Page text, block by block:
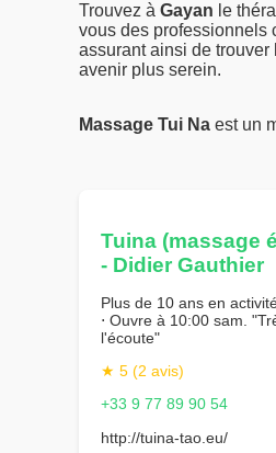
Trouvez à Gayan le
vous des professionnels
assurant ainsi de
avenir plus serein.
Massage Tui Na est un
Tuina (massage
- Didier Gauthier
Plus de 10 ans en
⋅ Ouvre à 10:00 sam.
l'écoute"
★ 5 (2 avis)
+33 9 77 89 90 54
http://tuina-tao.eu/